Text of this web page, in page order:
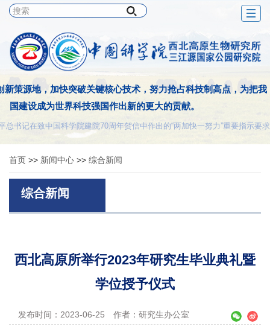
新策源地，加快突破关键核心技术，努力抢占科技制高点，为把我
国建设成为世界科技强国作出新的更大的贡献。
书记在致中国科学院建院70周年贺信中作出的“两加快一努力”重要指示要求
首页 >> 新闻中心 >> 综合新闻
综合新闻
西北高原所举行2023年研究生毕业典礼暨
学位授予仪式
发布时间：2023-06-25 作者：研究生办公室